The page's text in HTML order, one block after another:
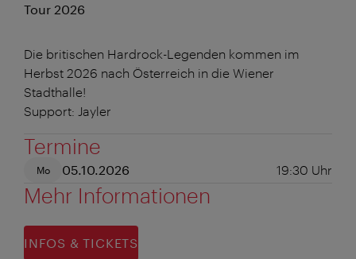
Tour 2026
Die britischen Hardrock-Legenden kommen im
Herbst 2026 nach Österreich in die Wiener
Stadthalle!
Support: Jayler
Termine
Mo 05.10.2026 19:30 Uhr
Mehr Informationen
INFOS & TICKETS